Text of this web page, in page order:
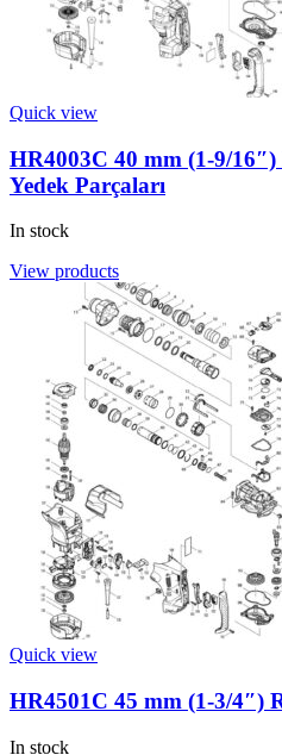
Quick view
HR4003C 40 mm (1-9/
Yedek Parçaları
In stock
View products
Quick view
HR4501C 45 mm (1-3/4″)
In stock